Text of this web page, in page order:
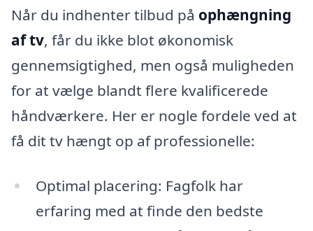
Når du indhenter tilbud på ophængning
af tv, får du ikke blot økonomisk
gennemsigtighed, men også muligheden
for at vælge blandt flere kvalificerede
håndværkere. Her er nogle fordele ved at
få dit tv hængt op af professionelle:
Optimal placering: Fagfolk har
erfaring med at finde den bedste